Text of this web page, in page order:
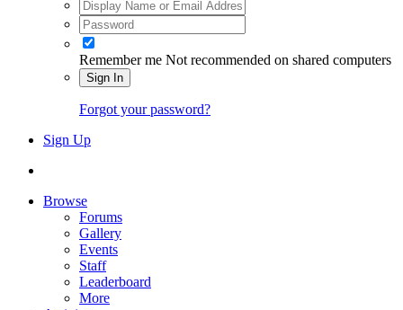
Remember me Not recommended on shared computers
Sign In
Forgot your password?
Sign Up
Browse
Forums
Gallery
Events
Staff
Leaderboard
More